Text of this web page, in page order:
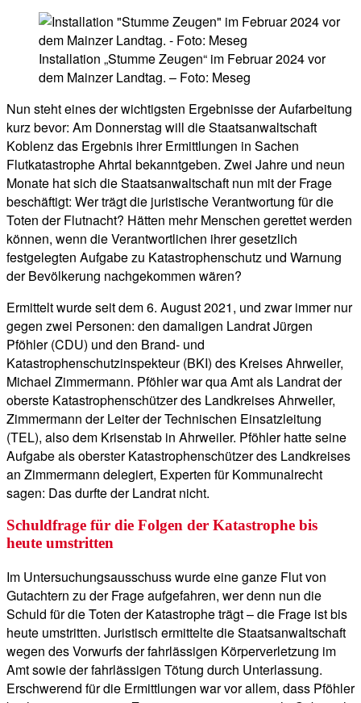
Installation „Stumme Zeugen“ im Februar 2024 vor
dem Mainzer Landtag. – Foto: Meseg
Nun steht eines der wichtigsten Ergebnisse der Aufarbeitung
kurz bevor: Am Donnerstag will die Staatsanwaltschaft
Koblenz das Ergebnis ihrer Ermittlungen in Sachen
Flutkatastrophe Ahrtal bekanntgeben. Zwei Jahre und neun
Monate hat sich die Staatsanwaltschaft nun mit der Frage
beschäftigt: Wer trägt die juristische Verantwortung für die
Toten der Flutnacht? Hätten mehr Menschen gerettet werden
können, wenn die Verantwortlichen ihrer gesetzlich
festgelegten Aufgabe zu Katastrophenschutz und Warnung
der Bevölkerung nachgekommen wären?
Ermittelt wurde seit dem 6. August 2021, und zwar immer nur
gegen zwei Personen: den damaligen Landrat Jürgen
Pföhler (CDU) und den Brand- und
Katastrophenschutzinspekteur (BKI) des Kreises Ahrweiler,
Michael Zimmermann. Pföhler war qua Amt als Landrat der
oberste Katastrophenschützer des Landkreises Ahrweiler,
Zimmermann der Leiter der Technischen Einsatzleitung
(TEL), also dem Krisenstab in Ahrweiler. Pföhler hatte seine
Aufgabe als oberster Katastrophenschützer des Landkreises
an Zimmermann delegiert, Experten für Kommunalrecht
sagen: Das durfte der Landrat nicht.
Schuldfrage für die Folgen der Katastrophe bis
heute umstritten
Im Untersuchungsausschuss wurde eine ganze Flut von
Gutachtern zu der Frage aufgefahren, wer denn nun die
Schuld für die Toten der Katastrophe trägt – die Frage ist bis
heute umstritten. Juristisch ermittelte die Staatsanwaltschaft
wegen des Vorwurfs der fahrlässigen Körperverletzung im
Amt sowie der fahrlässigen Tötung durch Unterlassung.
Erschwerend für die Ermittlungen war vor allem, dass Pföhler